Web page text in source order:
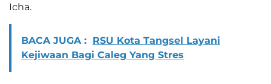
Icha.
BACA JUGA : RSU Kota Tangsel Layani
Kejiwaan Bagi Caleg Yang Stres